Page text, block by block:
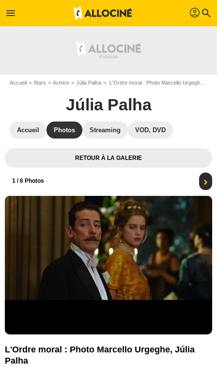
menu profil search
Accueil Stars Actrice Júlia Palha L'Ordre moral : Photo Marcello Urgeghe, Júlia Palha
Júlia Palha
Accueil Photos Streaming VOD, DVD
RETOUR À LA GALERIE
1 / 6 Photos
L'Ordre moral : Photo Marcello Urgeghe, Júlia
Palha